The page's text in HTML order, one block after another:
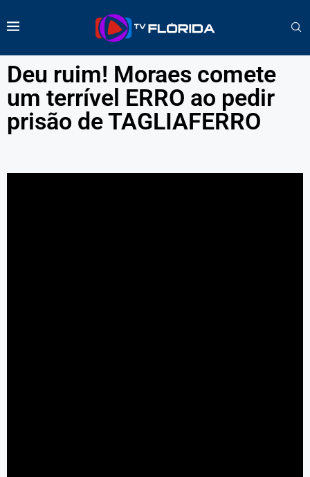
Deu ruim! Moraes comete
um terrível ERRO ao pedir
prisão de TAGLIAFERRO